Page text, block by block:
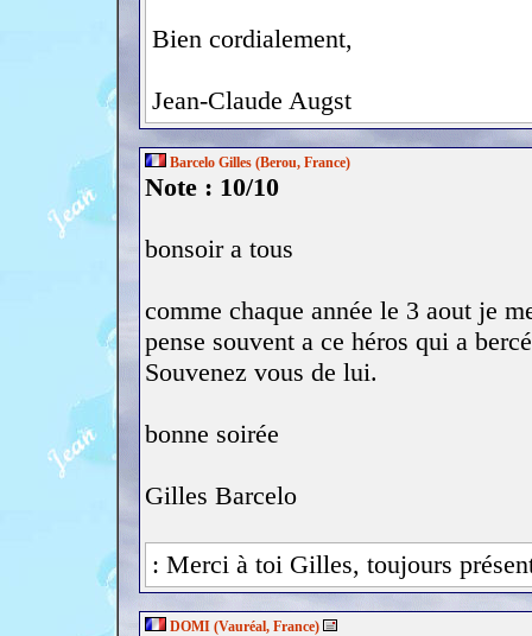
Bien cordialement,
Jean-Claude Augst
Barcelo Gilles (Berou, France)
Note : 10/10
bonsoir a tous
comme chaque année le 3 aout je
pense souvent a ce héros qui a
Souvenez vous de lui.
bonne soirée
Gilles Barcelo
: Merci à toi Gilles, toujours
DOMI (Vauréal, France)